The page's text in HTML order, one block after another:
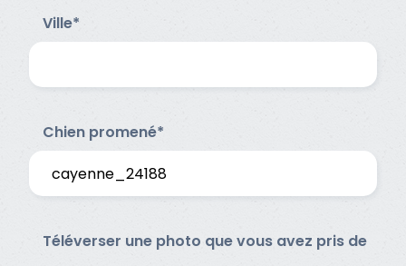
Ville*
Chien promené*
Téléverser une photo que vous avez pris de